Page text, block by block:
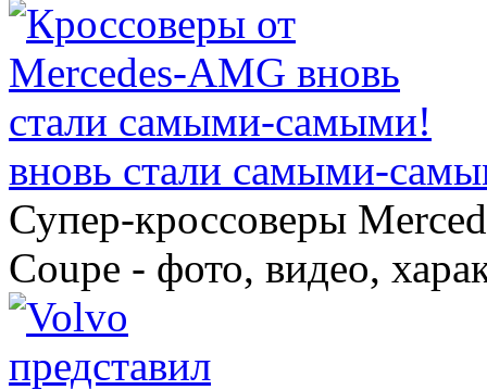
вновь стали самыми-
Супер-кроссоверы
Coupe - фото, видео,